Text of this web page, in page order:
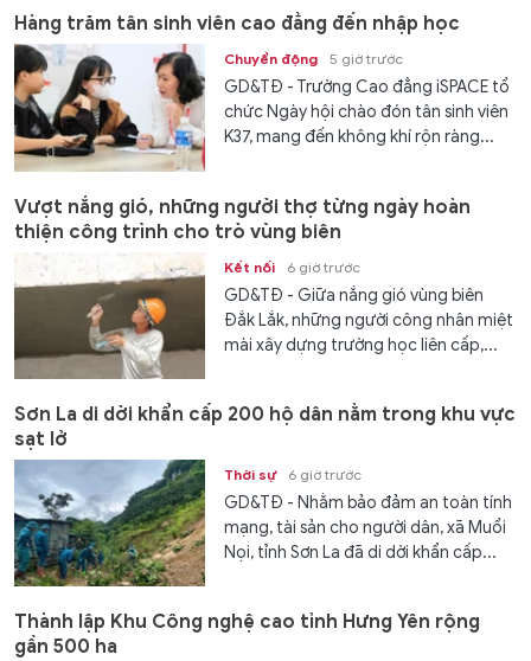
Hàng trăm tân sinh viên cao đẳng đến nhập học
Chuyển động 5 giờ trước
GD&TĐ - Trường Cao đẳng iSPACE tổ
chức Ngày hội chào đón tân sinh viên
K37, mang đến không khí rộn ràng...
Vượt nắng gió, những người thợ từng ngày hoàn
thiện công trình cho trò vùng biên
Kết nối 6 giờ trước
GD&TĐ - Giữa nắng gió vùng biên
Đắk Lắk, những người công nhân miệt
mài xây dựng trường học liên cấp,...
Sơn La di dời khẩn cấp 200 hộ dân nằm trong khu vực
sạt lở
Thời sự 6 giờ trước
GD&TĐ - Nhằm bảo đảm an toàn tính
mạng, tài sản cho người dân, xã Muổi
Nọi, tỉnh Sơn La đã di dời khẩn cấp...
Thành lập Khu Công nghệ cao tỉnh Hưng Yên rộng
gần 500 ha